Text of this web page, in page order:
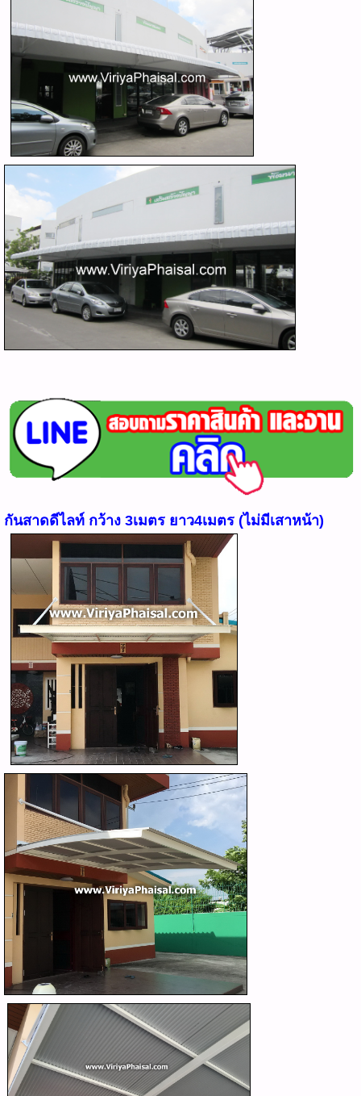
กันสาดดีไลท์ กว้าง 3เมตร ยาว4เมตร (ไม่มีเสาหน้า)